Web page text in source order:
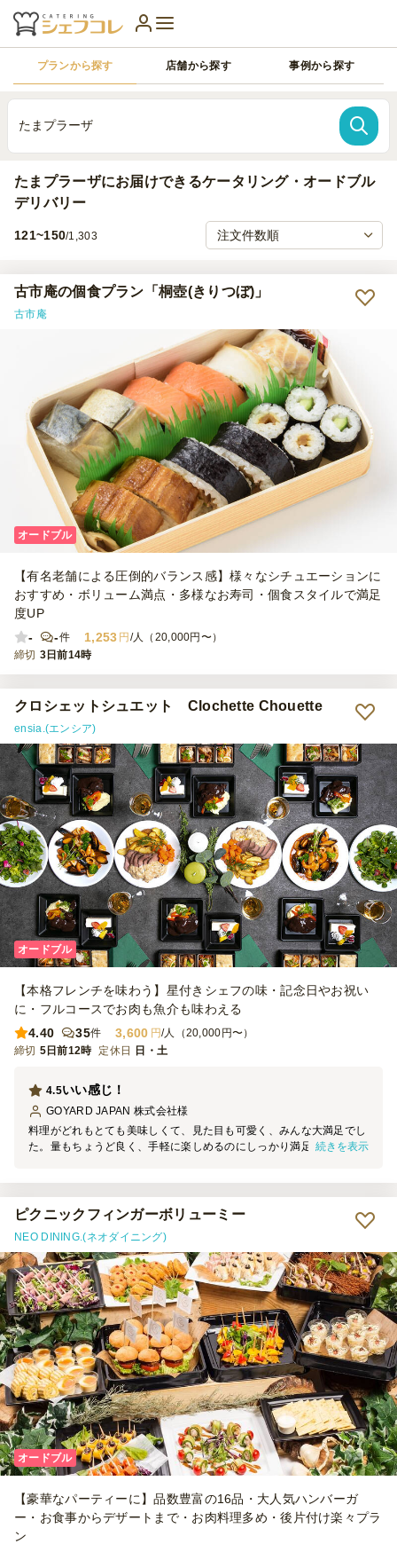
プランから探す 店舗から探す 事例から探す
たまプラーザ
たまプラーザにお届けできるケータリング・オードブル
デリバリー
121~150/1,303
古市庵の個食プラン「桐壺(きりつぼ)」
古市庵
オードブル
【有名老舗による圧倒的バランス感】様々なシチュエーションに
おすすめ・ボリューム満点・多様なお寿司・個食スタイルで満足
度UP
-
-件 1,253 円 /人（20,000円〜）
締切 3日前14時
クロシェットシュエット Clochette Chouette
ensia.(エンシア)
オードブル
【本格フレンチを味わう】星付きシェフの味・記念日やお祝い
に・フルコースでお肉も魚介も味わえる
4.40
35件 3,600 円/人（20,000円〜）
締切 5日前12時 定休日 日・土
いい感じ！
4.5
GOYARD JAPAN 株式会社様
料理がどれもとても美味しくて、見た目も可愛く、みんな大満足でし
た。量もちょうど良く、手軽に楽しめるのにしっかり満足感がありま
続きを表示
ピクニックフィンガーボリューミー
NEO DINING.(ネオダイニング)
オードブル
【豪華なパーティーに】品数豊富の16品・大人気ハンバーガ
ー・お食事からデザートまで・お肉料理多め・後片付け楽々プラ
ン